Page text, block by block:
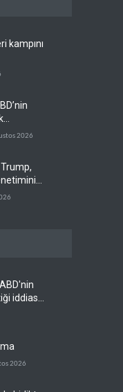
kampını
2026
yıllık
iddiası
2026